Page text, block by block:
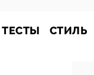
ТЕСТЫ СТИЛЬ